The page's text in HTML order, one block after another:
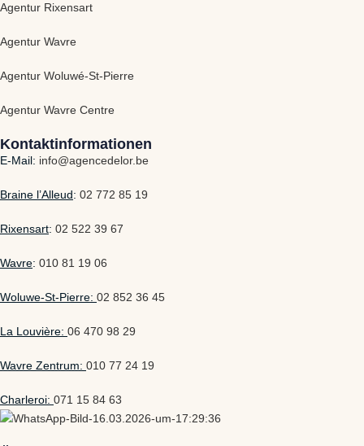
Agentur Rixensart
Agentur Wavre
Agentur Woluwé-St-Pierre
Agentur Wavre Centre
Kontaktinformationen
E-Mail: info@agencedelor.be
Braine l’Alleud: 02 772 85 19
Rixensart: 02 522 39 67
Wavre: 010 81 19 06
Woluwe-St-Pierre: 02 852 36 45
La Louvière: 06 470 98 29
Wavre Zentrum: 010 77 24 19
Charleroi: 071 15 84 63